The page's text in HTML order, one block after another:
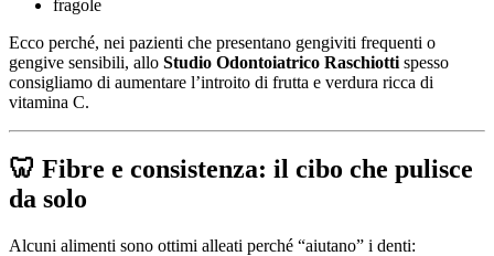
fragole
Ecco perché, nei pazienti che presentano gengiviti frequenti o
gengive sensibili, allo Studio Odontoiatrico Raschiotti spesso
consigliamo di aumentare l’introito di frutta e verdura ricca di
vitamina C.
🦷 Fibre e consistenza: il cibo che pulisce
da solo
Alcuni alimenti sono ottimi alleati perché “aiutano” i denti: